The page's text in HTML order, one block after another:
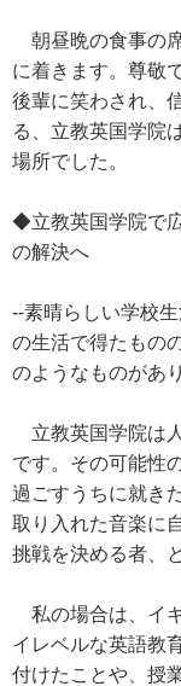
朝昼晩の食事の
に着きます。尊敬
後輩に笑わされ、
る、立教英国学院
場所でした。
◆立教英国学院で
の解決へ
--素晴らしい学校
の生活で得たもの
のようなものがあ
立教英国学院は
です。その可能性
過ごすうちに就き
取り入れた音楽に
挑戦を決める者、
私の場合は、イ
イレベルな英語教
付けたことや、授